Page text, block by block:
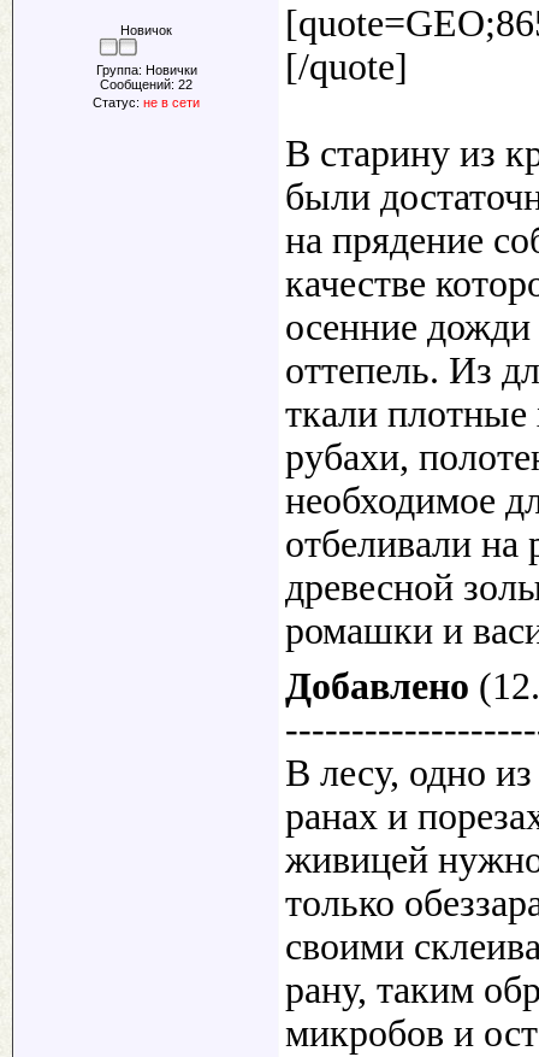
Новичок
Группа: Новички
Сообщений: 22
Статус: не в сети
[/quote]
В старину из
были
на прядение
качестве
осенние
оттепель. Из
ткали
рубахи,
необходимое
отбеливали на
древесной
ромашки и
Добавлено
В лесу, одно
ранах и
живицей
только
своими
рану, таким
микробов и